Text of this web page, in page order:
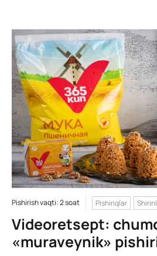
Pishirish vaqti: 2 soat Pishiriqlar
Videoretsept:
«muraveynik»